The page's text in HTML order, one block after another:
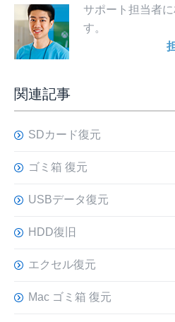
サポート担当者
す。
関連記事
SDカード復元
ゴミ箱 復元
USBデータ復元
HDD復旧
エクセル復元
Mac ゴミ箱 復元